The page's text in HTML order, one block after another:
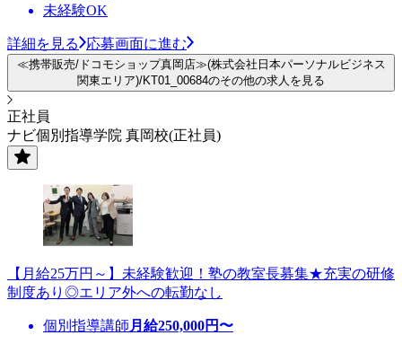
未経験OK
詳細を見る 応募画面に進む
≪携帯販売/ドコモショップ真岡店≫(株式会社日本パーソナルビジネス
関東エリア)/KT01_00684のその他の求人を見る
正社員
ナビ個別指導学院 真岡校(正社員)
【月給25万円～】未経験歓迎！塾の教室長募集★充実の研修
制度あり◎エリア外への転勤なし
個別指導講師 月給250,000円〜